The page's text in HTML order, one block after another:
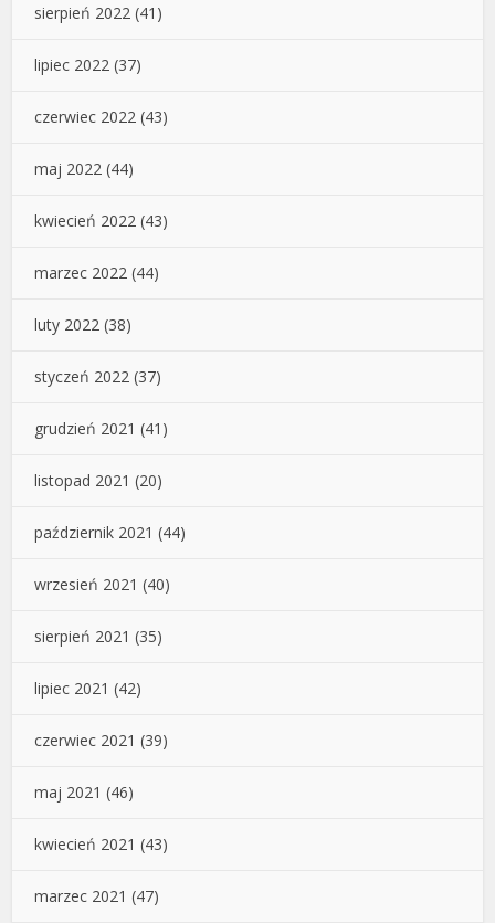
sierpień 2022 (41)
lipiec 2022 (37)
czerwiec 2022 (43)
maj 2022 (44)
kwiecień 2022 (43)
marzec 2022 (44)
luty 2022 (38)
styczeń 2022 (37)
grudzień 2021 (41)
listopad 2021 (20)
październik 2021 (44)
wrzesień 2021 (40)
sierpień 2021 (35)
lipiec 2021 (42)
czerwiec 2021 (39)
maj 2021 (46)
kwiecień 2021 (43)
marzec 2021 (47)